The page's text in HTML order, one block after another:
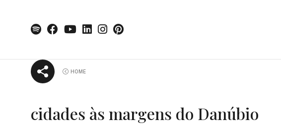
HOME
cidades às margens do Danúbio